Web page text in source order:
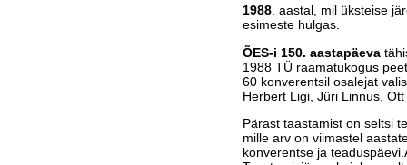
1988. aastal, mil üksteise
esimeste hulgas.
ÕES-i 150. aastapäeva
1988 TÜ raamatukogus
60 konverentsil osalejat
Herbert Ligi, Jüri Linnus,
Pärast taastamist on seltsi
mille arv on viimastel
konverentse ja